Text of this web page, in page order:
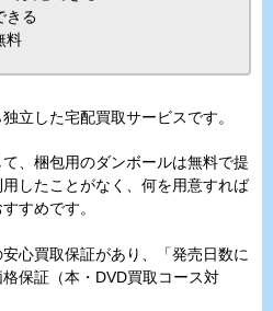
きる
料
立した宅配買取サービスです。
、梱包用のダンボールは無料で提
したことがなく、何を用意すれば
すめです。
心買取保証があり、「発売日数に
保証（本・DVD買取コース対